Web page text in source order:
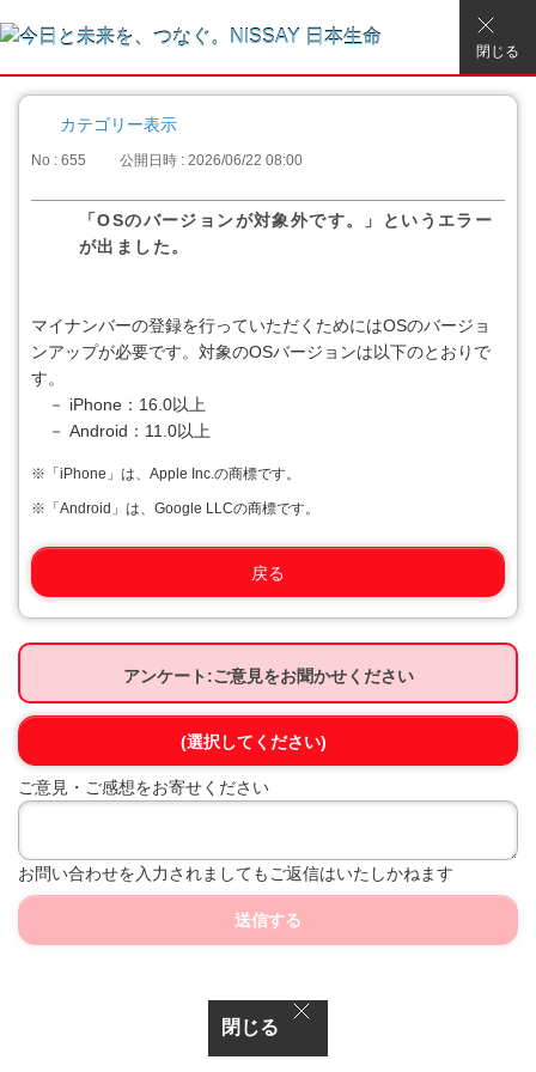
閉じる
カテゴリー表示
No : 655 公開日時 : 2026/06/22 08:00
「OSのバージョンが対象外です。」というエラー
が出ました。
マイナンバーの登録を行っていただくためにはOSのバージョ
ンアップが必要です。対象のOSバージョンは以下のとおりで
す。
－ iPhone：16.0以上
－ Android：11.0以上
※ 「iPhone」は、Apple Inc.の商標です。
※ 「Android」は、Google LLCの商標です。
戻る
アンケート:ご意見をお聞かせください
(選択してください)
ご意見・ご感想をお寄せください
お問い合わせを入力されましてもご返信はいたしかねます
送信する
閉じる